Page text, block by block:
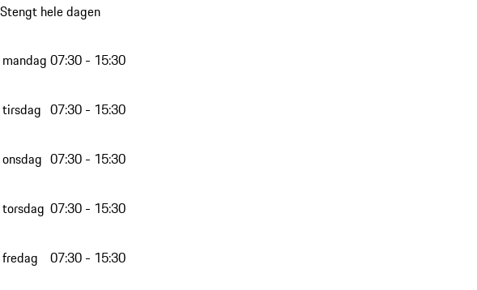
Stengt hele dagen
mandag 07:30 - 15:30
tirsdag 07:30 - 15:30
onsdag 07:30 - 15:30
torsdag 07:30 - 15:30
fredag 07:30 - 15:30